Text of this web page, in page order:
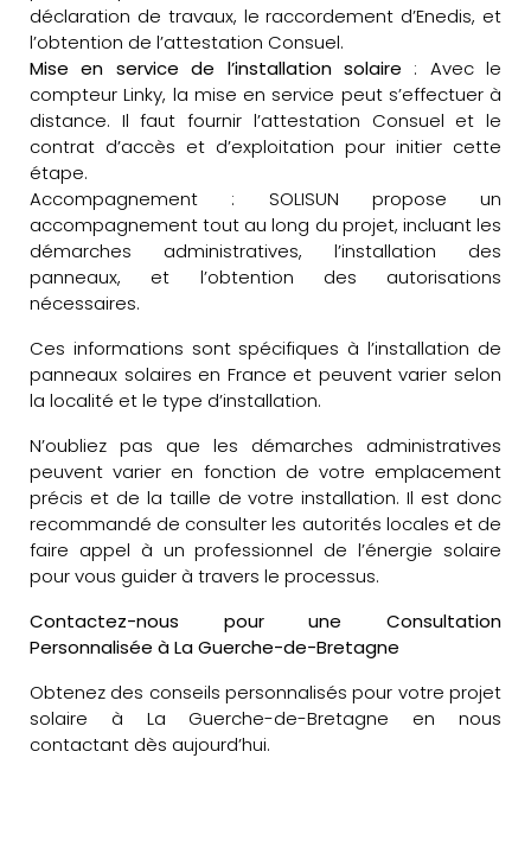
déclaration de travaux, le raccordement d’Enedis, et
l’obtention de l’attestation Consuel.
Mise en service de l’installation solaire : Avec le
compteur Linky, la mise en service peut s’effectuer à
distance. Il faut fournir l’attestation Consuel et le
contrat d’accès et d’exploitation pour initier cette
étape.
Accompagnement : SOLISUN propose un
accompagnement tout au long du projet, incluant les
démarches administratives, l’installation des
panneaux, et l’obtention des autorisations
nécessaires.
Ces informations sont spécifiques à l’installation de
panneaux solaires en France et peuvent varier selon
la localité et le type d’installation.
N’oubliez pas que les démarches administratives
peuvent varier en fonction de votre emplacement
précis et de la taille de votre installation. Il est donc
recommandé de consulter les autorités locales et de
faire appel à un professionnel de l’énergie solaire
pour vous guider à travers le processus.
Contactez-nous pour une Consultation
Personnalisée à La Guerche-de-Bretagne
Obtenez des conseils personnalisés pour votre projet
solaire à La Guerche-de-Bretagne en nous
contactant dès aujourd’hui.